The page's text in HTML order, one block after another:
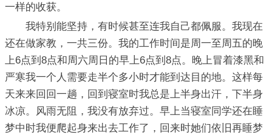
一样的收获。
我特别能坚持，有时候甚至连我自己都佩服。我现在
还在做家教，一共三份。我的工作时间是周一至周五的晚
上6点到8点和周六周日的早上6点到8点。晚上冒着漆黑和
严寒我一个人需要走半个多小时才能到达目的地。这样每
天来来回回一趟，回到寝室时我总是上半身出汗，下半身
冰凉。风雨无阻，我没有放弃过。早上当寝室同学还在睡
梦中时我便爬起身来出去工作了，回来时她们依旧再睡梦